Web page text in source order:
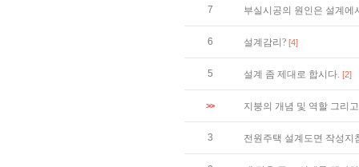
7 부실시공의 원인은 설계에
6 설계감리? [4]
5 설계 좀 제대로 합시다. [2]
>> 지붕의 개념 및 역할 그리
3 전원주택 설계도면 작성지